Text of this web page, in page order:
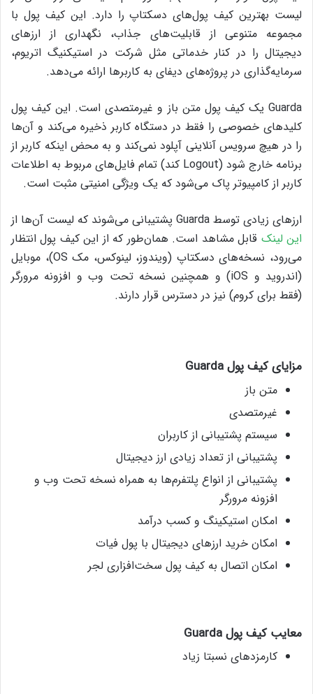
لیست بهترین کیف پول‌های دسکتاپ را دارد. این کیف پول با
مجموعه‌ متنوعی از قابلیت‌های جذاب، نگهداری از ارزهای
دیجیتال را در کنار خدماتی مثل شرکت در استیکنیگ اتریوم،
سرمایه‌گذاری‌ در پروژه‌های دیفای به کاربرها ارائه می‌دهد.
Guarda‌ یک کیف پول متن باز و غیرمتصدی است. این کیف پول
کلیدها‌ی خصوصی را فقط در دستگاه کاربر ذخیره می‌کند و آن‌ها
را در هیچ سرویس آنلاینی آپلود نمی‌کند و به محض اینکه کاربر از
برنامه خارج شود (Logout کند) تمام فایل‌های مربوط به اطلاعات
کاربر از کامپیوتر پاک می‌شود که یک ویژگی امنیتی مثبت است.
ارزهای زیادی توسط Guarda پشتیبانی می‌شوند که لیست آن‌ها از
این لینک قابل مشاهد است. همان‌طور که از این کیف پول انتظار
می‌رود، نسخه‌های دسکتاپ (ویندوز، لینوکس، مک OS)، موبایل
(اندروید و iOS) و همچنین نسخه‌ تحت وب و افزونه‌ مرورگر
(فقط برای کروم) نیز در دسترس قرار دارند.
مزایای کیف پولGuarda
متن باز
غیرمتصدی
سیستم پشتیبانی از کاربران
پشتیبانی از تعداد زیادی ارز دیجیتال
پشتیبانی از انواع پلتفرم‌ها به همراه نسخه تحت وب و
افزونه‌ مرورگر
امکان استیکینگ و کسب درآمد
امکان خرید ارزهای دیجیتال با پول فیات
امکان اتصال به کیف پول سخت‌افزاری لجر
معایب کیف پولGuarda
کارمزدهای نسبتا زیاد